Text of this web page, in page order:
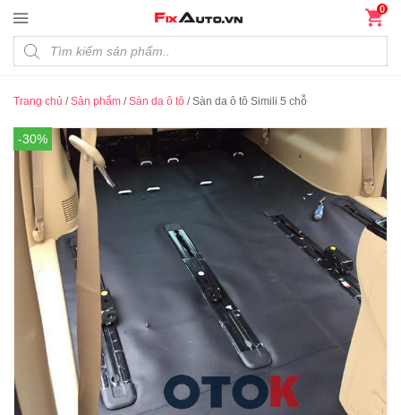
0
Products search
Trang chủ /Sản phẩm /Sàn da ô tô /Sàn da ô tô Simili 5 chỗ
-30%